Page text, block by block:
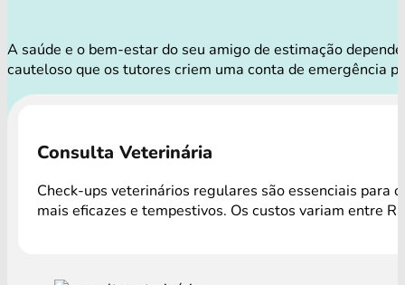
A saúde e o bem-estar do seu amigo de estimação
cauteloso que os tutores criem uma conta de emergência
Consulta Veterinária
Check-ups veterinários regulares são essenciais para
mais eficazes e tempestivos. Os custos variam entre